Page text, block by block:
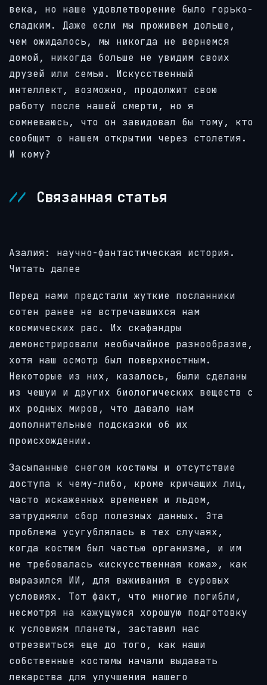
века, но наше удовлетворение было горько-
сладким. Даже если мы проживем дольше,
чем ожидалось, мы никогда не вернемся
домой, никогда больше не увидим своих
друзей или семью. Искусственный
интеллект, возможно, продолжит свою
работу после нашей смерти, но я
сомневаюсь, что он завидовал бы тому, кто
сообщит о нашем открытии через столетия.
И кому?
Связанная статья
Азалия: научно-фантастическая история.
Читать далее
Перед нами предстали жуткие посланники
сотен ранее не встречавшихся нам
космических рас. Их скафандры
демонстрировали необычайное разнообразие,
хотя наш осмотр был поверхностным.
Некоторые из них, казалось, были сделаны
из чешуи и других биологических веществ с
их родных миров, что давало нам
дополнительные подсказки об их
происхождении.
Засыпанные снегом костюмы и отсутствие
доступа к чему-либо, кроме кричащих лиц,
часто искаженных временем и льдом,
затрудняли сбор полезных данных. Эта
проблема усугублялась в тех случаях,
когда костюм был частью организма, и им
не требовалась «искусственная кожа», как
выразился ИИ, для выживания в суровых
условиях. Тот факт, что многие погибли,
несмотря на кажущуюся хорошую подготовку
к условиям планеты, заставил нас
отрезвиться еще до того, как наши
собственные костюмы начали выдавать
лекарства для улучшения нашего